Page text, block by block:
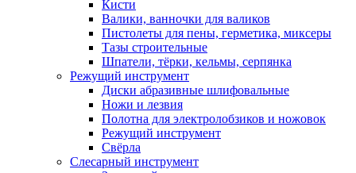
Кисти
Валики, ванночки для валиков
Пистолеты для пены, герметика, миксеры
Тазы строительные
Шпатели, тёрки, кельмы, серпянка
Режущий инструмент
Диски абразивные шлифовальные
Ножи и лезвия
Полотна для электролобзиков и ножовок
Режущий инструмент
Свёрла
Слесарный инструмент